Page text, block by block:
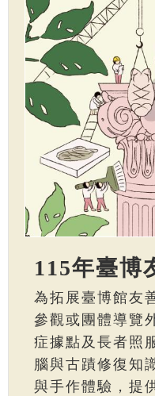
115年臺博
為拓展臺博館友
參觀或團體導覽
症據點及長者照
腦與古蹟修復知
與手作體驗，提